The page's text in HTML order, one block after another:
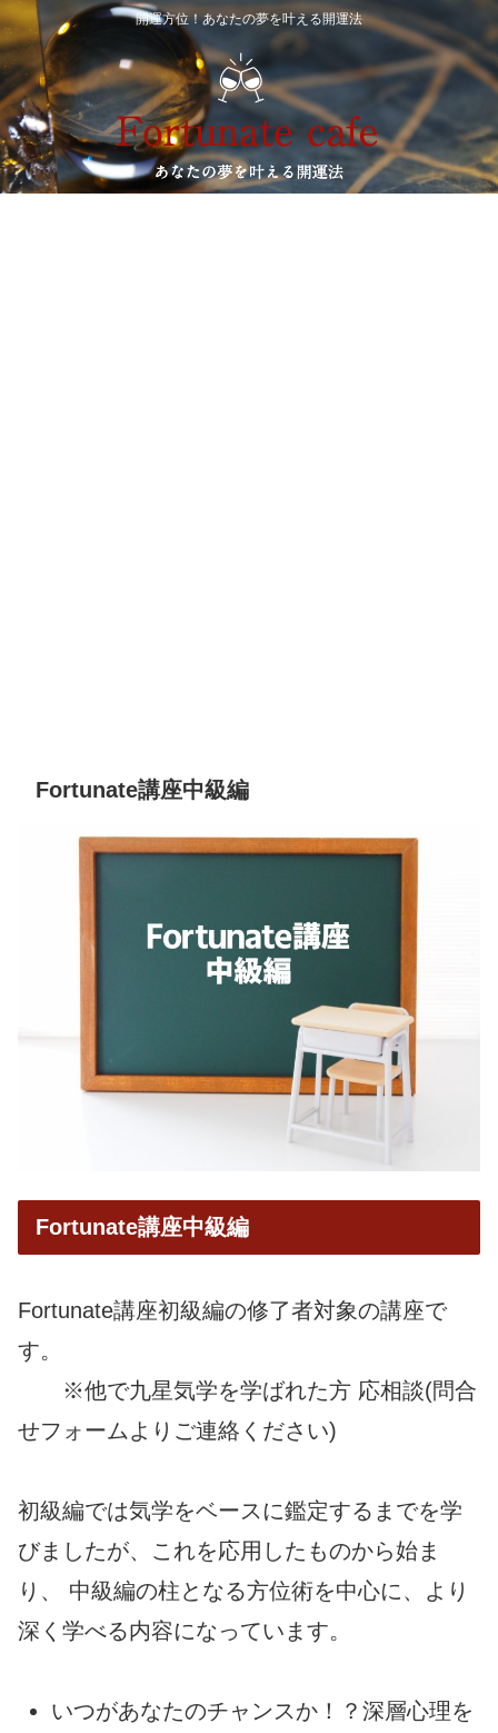
開運方位！あなたの夢を叶える開運法
Fortunate講座中級編
Fortunate講座中級編
Fortunate講座初級編の修了者対象の講座で
す。
※他で九星気学を学ばれた方 応相談(問合
せフォームよりご連絡ください)
初級編では気学をベースに鑑定するまでを学
びましたが、これを応用したものから始ま
り、 中級編の柱となる方位術を中心に、より
深く学べる内容になっています。
いつがあなたのチャンスか！？深層心理を